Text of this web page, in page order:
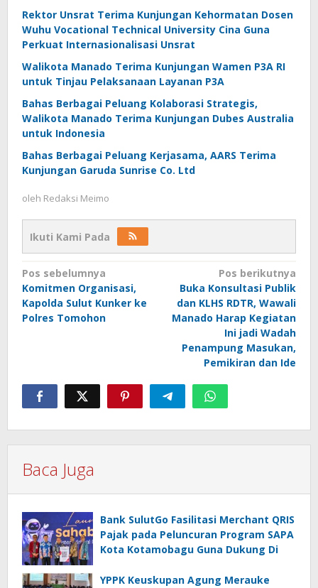
Rektor Unsrat Terima Kunjungan Kehormatan Dosen
Wuhu Vocational Technical University Cina Guna
Perkuat Internasionalisasi Unsrat
Walikota Manado Terima Kunjungan Wamen P3A RI
untuk Tinjau Pelaksanaan Layanan P3A
Bahas Berbagai Peluang Kolaborasi Strategis,
Walikota Manado Terima Kunjungan Dubes Australia
untuk Indonesia
Bahas Berbagai Peluang Kerjasama, AARS Terima
Kunjungan Garuda Sunrise Co. Ltd
oleh Redaksi Meimo
Ikuti Kami Pada
Navigasi
pos
Pos sebelumnya
Komitmen Organisasi,
Kapolda Sulut Kunker ke
Polres Tomohon
Pos berikutnya
Buka Konsultasi Publik
dan KLHS RDTR, Wawali
Manado Harap Kegiatan
Ini jadi Wadah
Penampung Masukan,
Pemikiran dan Ide
Baca Juga
Bank SulutGo Fasilitasi Merchant QRIS
Pajak pada Peluncuran Program SAPA
Kota Kotamobagu Guna Dukung Di
YPPK Keuskupan Agung Merauke